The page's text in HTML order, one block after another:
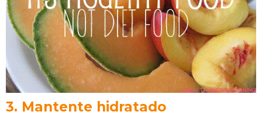
3. Mantente hidratado